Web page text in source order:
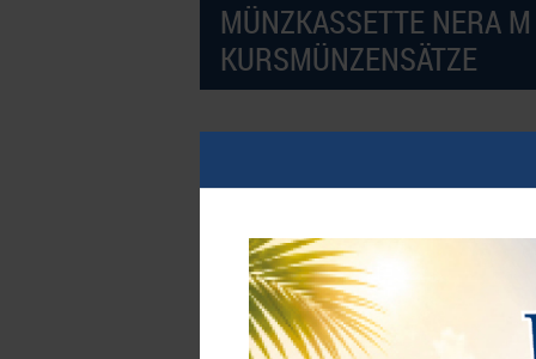
MÜNZKASSETTE NERA
KURSMÜNZENSÄTZE